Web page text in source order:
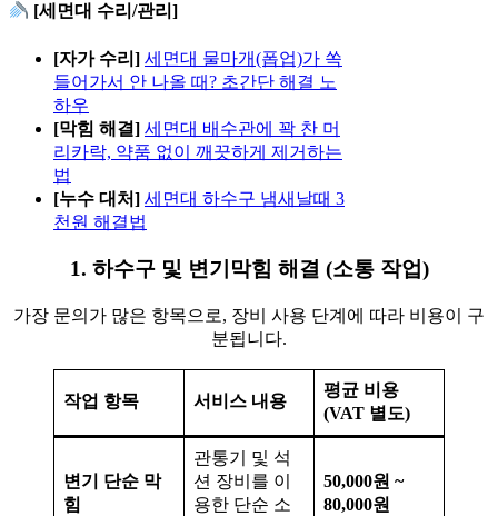
[세면대 수리/관리]
[자가 수리] 세면대 물마개(폽업)가 쏙
들어가서 안 나올 때? 초간단 해결 노
하우
[막힘 해결] 세면대 배수관에 꽉 찬 머
리카락, 약품 없이 깨끗하게 제거하는
법
[누수 대처] 세면대 하수구 냄새날때 3
천원 해결법
1. 하수구 및 변기막힘 해결 (소통 작업)
가장 문의가 많은 항목으로, 장비 사용 단계에 따라 비용이 구
분됩니다.
작업 항목 서비스 내용
평균 비용
(VAT 별도)
변기 단순 막
힘
관통기 및 석
션 장비를 이
용한 단순 소
50,000원 ~
80,000원